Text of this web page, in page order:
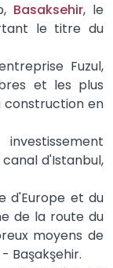
Basaksehir, le
le titre du
Fuzul,
et les plus
construction en
d'Istanbul,
d'Europe et du
de la route du
moyens de
Başakşehir.